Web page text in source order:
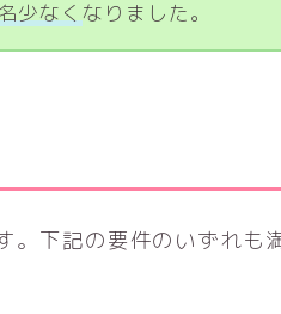
少なく なりました。
。下記の要件のいずれも